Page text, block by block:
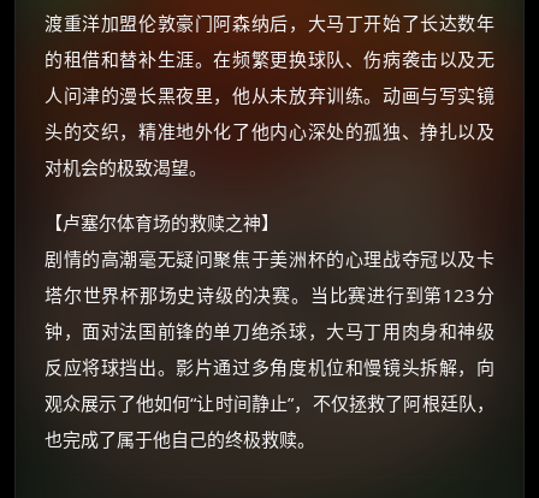
渡重洋加盟伦敦豪门阿森纳后，大马丁开始了长达数年
的租借和替补生涯。在频繁更换球队、伤病袭击以及无
人问津的漫长黑夜里，他从未放弃训练。动画与写实镜
头的交织，精准地外化了他内心深处的孤独、挣扎以及
对机会的极致渴望。
【卢塞尔体育场的救赎之神】
剧情的高潮毫无疑问聚焦于美洲杯的心理战夺冠以及卡
塔尔世界杯那场史诗级的决赛。当比赛进行到第123分
钟，面对法国前锋的单刀绝杀球，大马丁用肉身和神级
反应将球挡出。影片通过多角度机位和慢镜头拆解，向
观众展示了他如何“让时间静止”，不仅拯救了阿根廷队，
也完成了属于他自己的终极救赎。
还有支付宝现金红包、外卖红包、
⚡ 前往【大淘客】领红包
☕ 海外大侠？通过 Ko-fi 赐茶